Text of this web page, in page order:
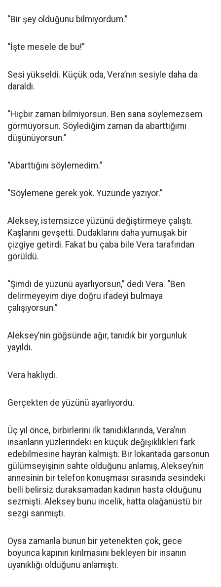
“Bir şey olduğunu bilmiyordum.”
“İşte mesele de bu!”
Sesi yükseldi. Küçük oda, Vera’nın sesiyle daha da
daraldı.
“Hiçbir zaman bilmiyorsun. Ben sana söylemezsem
görmüyorsun. Söylediğim zaman da abarttığımı
düşünüyorsun.”
“Abarttığını söylemedim.”
“Söylemene gerek yok. Yüzünde yazıyor.”
Aleksey, istemsizce yüzünü değiştirmeye çalıştı.
Kaşlarını gevşetti. Dudaklarını daha yumuşak bir
çizgiye getirdi. Fakat bu çaba bile Vera tarafından
görüldü.
“Şimdi de yüzünü ayarlıyorsun,” dedi Vera. “Ben
delirmeyeyim diye doğru ifadeyi bulmaya
çalışıyorsun.”
Aleksey’nin göğsünde ağır, tanıdık bir yorgunluk
yayıldı.
Vera haklıydı.
Gerçekten de yüzünü ayarlıyordu.
Üç yıl önce, birbirlerini ilk tanıdıklarında, Vera’nın
insanların yüzlerindeki en küçük değişiklikleri fark
edebilmesine hayran kalmıştı. Bir lokantada garsonun
gülümseyişinin sahte olduğunu anlamış, Aleksey’nin
annesinin bir telefon konuşması sırasında sesindeki
belli belirsiz duraksamadan kadının hasta olduğunu
sezmişti. Aleksey bunu incelik, hatta olağanüstü bir
sezgi sanmıştı.
Oysa zamanla bunun bir yetenekten çok, gece
boyunca kapının kırılmasını bekleyen bir insanın
uyanıklığı olduğunu anlamıştı.